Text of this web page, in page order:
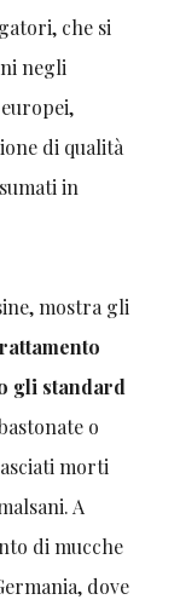
che si
negli
di qualità
in
mostra gli
gli standard
o
morti
A
di mucche
dove